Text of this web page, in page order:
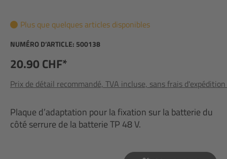
Plus que quelques articles disponibles
NUMÉRO D’ARTICLE: 500138
20.90 CHF*
Prix de détail recommandé, TVA incluse, sans frais
Plaque d’adaptation pour la fixation sur la batterie du
côté serrure de la batterie TP 48 V.